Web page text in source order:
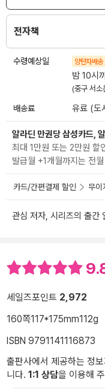
전자책
수령예상일 양탄자배송
밤 10시
(중구 서
배송료 유료 (도
알라딘 만권당 삼성카드,
최대 1만원 또는 2만원
발급월 +1개월까지는 전
카드/간편결제 할인 무이
관심 저자, 시리즈의 출간
세일즈포인트 2,972
160쪽117*175mm112g
ISBN 9791141116873
출판사에서 제공하는 정
니다. 1:1 상담을 이용해